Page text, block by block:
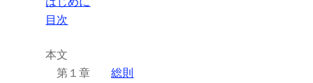
目次
本文
第１章
総則